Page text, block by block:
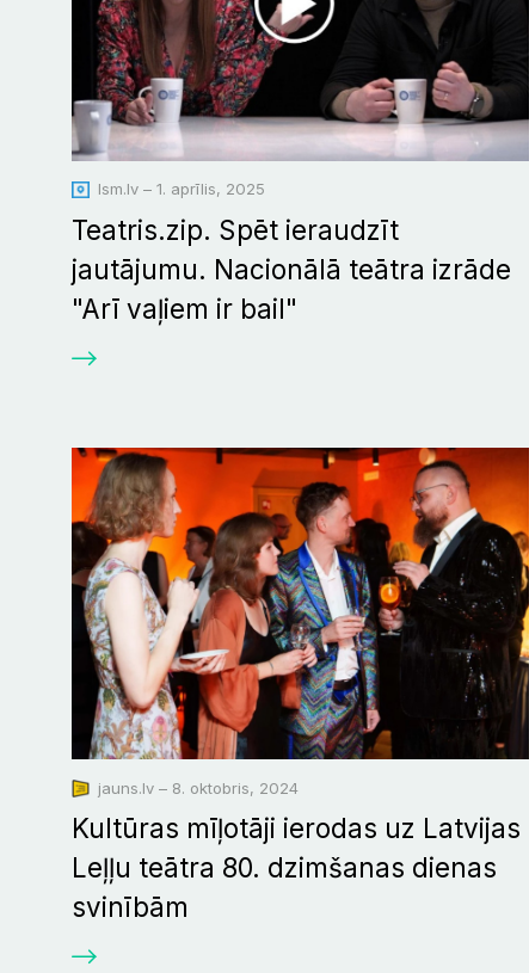
lsm.lv – 1. aprīlis, 2025
Teatris.zip. Spēt ieraudzīt
jautājumu. Nacionālā teātra izrāde
"Arī vaļiem ir bail"
jauns.lv – 8. oktobris, 2024
Kultūras mīļotāji ierodas uz Latvijas
Leļļu teātra 80. dzimšanas dienas
svinībām